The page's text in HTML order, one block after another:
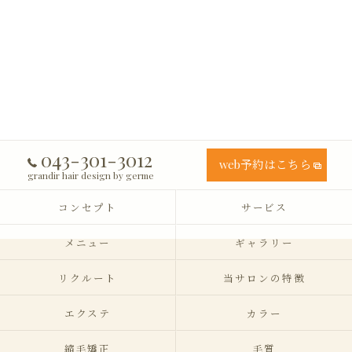
043-301-3012
grandir hair design by germe
web予約はこちら
コンセプト サービス
メニュー ギャラリー
リクルート 当サロンの特徴
エクステ カラー
縮毛矯正 毛質